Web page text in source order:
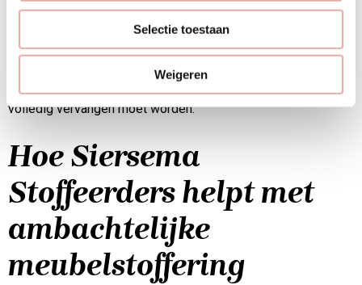
Selectie toestaan
Weigeren
Een belangrijk voordeel is dat ambachtelijk gestoffeerd
meubilair opnieuw gestoffeerd kan worden wanneer de
bekleding versleten raakt. Het frame blijft intact, dus je
investeert alleen in nieuwe bekleding. Dit maakt het op de
lange termijn vaak voordeliger dan goedkoop meubilair dat
volledig vervangen moet worden.
Hoe Siersema
Stoffeerders helpt met
ambachtelijke
meubelstoffering